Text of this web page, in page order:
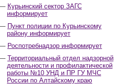
Курьинский сектор ЗАГС
информирует
Пункт полиции по Курьинскому
району информирует
Роспотребнадзор информирует
Территориальный отдел надзорной
деятельности и профилактической
работы №10 УНД и ПР ГУ МЧС
России по Алтайскому краю